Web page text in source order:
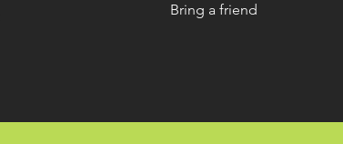
Bring a friend